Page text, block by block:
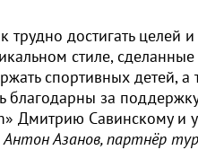
достигать целей
стиле,
спортивных детей, а
благодарны за
Дмитрию Савинскому и
АнтонАзанов, партнёр